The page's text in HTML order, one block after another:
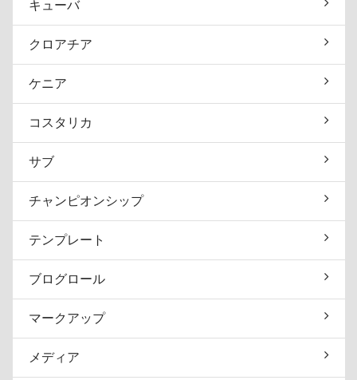
キューバ
クロアチア
ケニア
コスタリカ
サブ
チャンピオンシップ
テンプレート
ブログロール
マークアップ
メディア